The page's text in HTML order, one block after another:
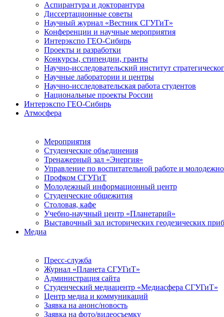
Аспирантура и докторантура
Диссертационные советы
Научный журнал «Вестник СГУГиТ»
Конференции и научные мероприятия
Интерэкспо ГЕО-Сибирь
Проекты и разработки
Конкурсы, стипендии, гранты
Научно-исследовательский институт
Научные лаборатории и центры
Научно-исследовательская работа студентов
Национальные проекты России
Интерэкспо ГЕО-Сибирь
Атмосфера
Мероприятия
Студенческие объединения
Тренажерный зал «Энергия»
Управление по воспитательной работе и
Профком СГУГиТ
Молодежный информационный центр
Студенческие общежития
Столовая, кафе
Учебно-научный центр «Планетарий»
Выставочный зал исторических геодезических
Медиа
Пресс-служба
Журнал «Планета СГУГиТ»
Администрация сайта
Студенческий медиацентр «Медиасфера СГУГиТ»
Центр медиа и коммуникаций
Заявка на анонс/новость
Заявка на фото/видеосъемку